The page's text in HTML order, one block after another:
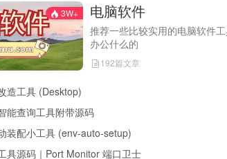
3W+ 电脑软件
推荐一些比较实用的电脑软件
办公什么的
192篇文章
造工具 (Desktop)
能查询工具附带源码
装配小工具 (env-auto-setup)
具源码｜Port Monitor 端口卫士